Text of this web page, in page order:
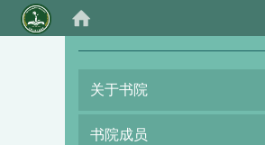
关于书院
书院成员